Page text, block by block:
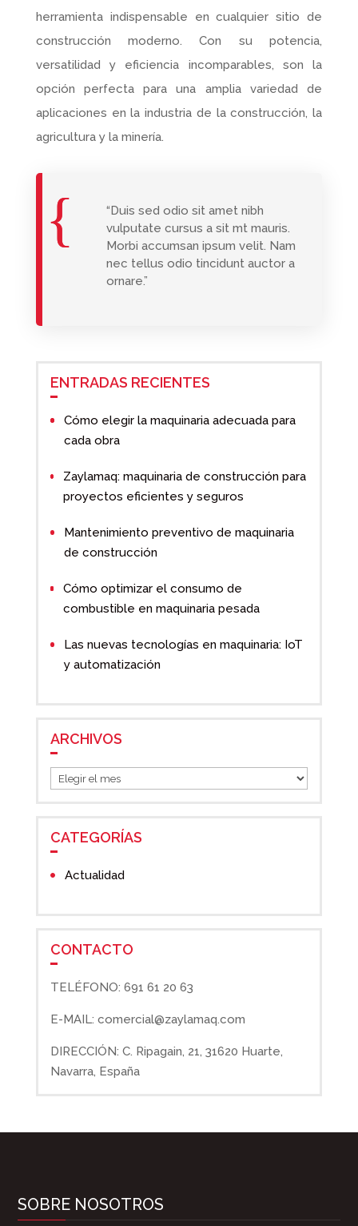
herramienta indispensable en cualquier sitio de
construcción moderno. Con su potencia,
versatilidad y eficiencia incomparables, son la
opción perfecta para una amplia variedad de
aplicaciones en la industria de la construcción, la
agricultura y la minería.
“Duis sed odio sit amet nibh
vulputate cursus a sit mt mauris.
Morbi accumsan ipsum velit. Nam
nec tellus odio tincidunt auctor a
ornare.”
ENTRADAS RECIENTES
Cómo elegir la maquinaria adecuada para
cada obra
Zaylamaq: maquinaria de construcción para
proyectos eficientes y seguros
Mantenimiento preventivo de maquinaria
de construcción
Cómo optimizar el consumo de
combustible en maquinaria pesada
Las nuevas tecnologías en maquinaria: IoT
y automatización
ARCHIVOS
Archivos
CATEGORÍAS
Actualidad
CONTACTO
TELÉFONO: 691 61 20 63
E-MAIL: comercial@zaylamaq.com
DIRECCIÓN: C. Ripagain, 21, 31620 Huarte,
Navarra, España
SOBRE NOSOTROS